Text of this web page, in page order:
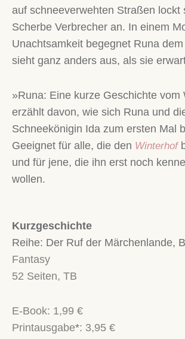
auf schneeverwehten Straßen lockt
Scherbe Verbrecher an. In einem
Unachtsamkeit begegnet Runa
sieht ganz anders aus, als sie
»Runa: Eine kurze Geschichte vom
erzählt davon, wie sich Runa und
Schneekönigin Ida zum ersten Mal
Geeignet für alle, die den Winterhof
und für jene, die ihn erst noch
wollen.
Kurzgeschichte
Reihe: Der Ruf der Märchenlande,
Fantasy
52 Seiten, TB
E-Book: 1,99 €
Printausgabe*: 3,95 €